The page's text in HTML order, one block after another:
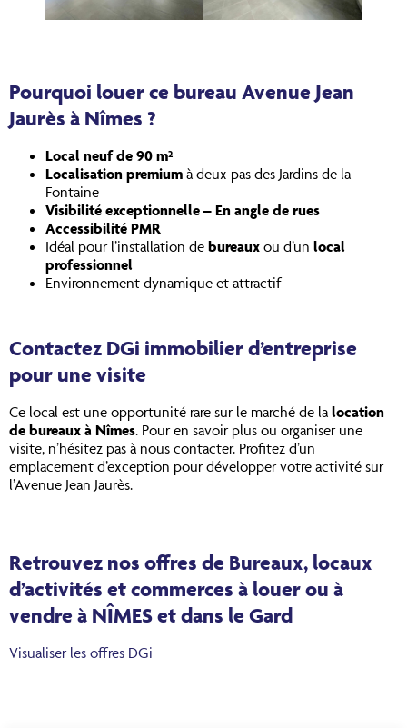
Pourquoi louer ce bureau Avenue Jean
Jaurès à Nîmes ?
Local neuf de 90 m²
Localisation premium à deux pas des Jardins de la
Fontaine
Visibilité exceptionnelle – En angle de rues
Accessibilité PMR
Idéal pour l’installation de bureaux ou d’un local
professionnel
Environnement dynamique et attractif
Contactez DGi immobilier d’entreprise
pour une visite
Ce local est une opportunité rare sur le marché de la location
de bureaux à Nîmes. Pour en savoir plus ou organiser une
visite, n’hésitez pas à nous contacter. Profitez d’un
emplacement d’exception pour développer votre activité sur
l’Avenue Jean Jaurès.
Retrouvez nos offres de Bureaux, locaux
d’activités et commerces à louer ou à
vendre à NÎMES et dans le Gard
Visualiser les offres DGi